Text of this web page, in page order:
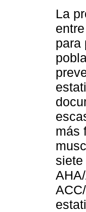
La
para
más